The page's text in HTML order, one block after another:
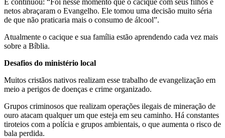
netos abraçaram o Evangelho. Ele tomou uma decisão muito séria
de que não praticaria mais o consumo de álcool”.
Atualmente o cacique e sua família estão aprendendo cada vez mais
sobre a Bíblia.
Desafios do ministério local
Muitos cristãos nativos realizam esse trabalho de evangelização em
meio a perigos de doenças e crime organizado.
Grupos criminosos que realizam operações ilegais de mineração de
ouro atacam qualquer um que esteja em seu caminho. Há constantes
tiroteios com a polícia e grupos ambientais, o que aumenta o risco de
bala perdida.